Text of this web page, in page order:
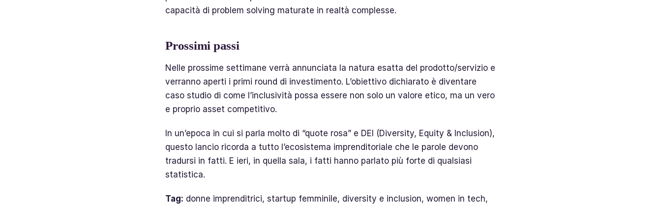
capacità di problem solving maturate in realtà complesse.
Prossimi passi
Nelle prossime settimane verrà annunciata la natura esatta del prodotto/servizio e
verranno aperti i primi round di investimento. L’obiettivo dichiarato è diventare
caso studio di come l’inclusività possa essere non solo un valore etico, ma un vero
e proprio asset competitivo.
In un’epoca in cui si parla molto di “quote rosa” e DEI (Diversity, Equity & Inclusion),
questo lancio ricorda a tutto l’ecosistema imprenditoriale che le parole devono
tradursi in fatti. E ieri, in quella sala, i fatti hanno parlato più forte di qualsiasi
statistica.
Tag: donne imprenditrici, startup femminile, diversity e inclusion, women in tech,